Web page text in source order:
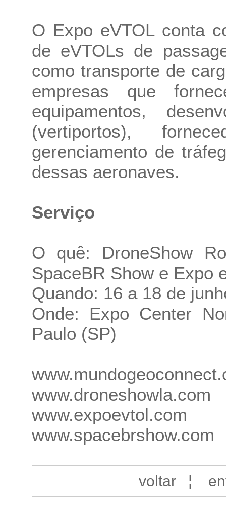
O Expo eVTOL conta
de eVTOLs de
como transporte de
empresas que
equipamentos,
(vertiportos),
gerenciamento de
dessas aeronaves.
Serviço
O quê: DroneShow
SpaceBR Show e Expo
Quando: 16 a 18 de
Onde: Expo Center
Paulo (SP)
www.droneshowla.com
www.expoevtol.com
www.spacebrshow.com
voltar¦